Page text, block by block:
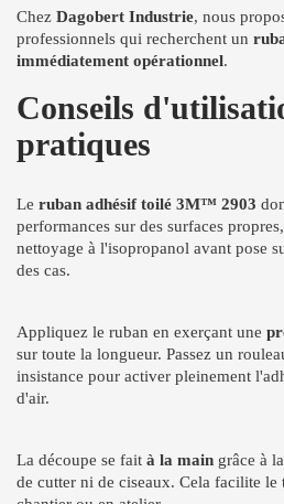
Chez Dagobert Industrie, nous
professionnels qui recherchent un
immédiatement opérationnel.
Conseils
pratiques
Le ruban adhésif toilé 3M™ 2903
performances sur des surfaces
nettoyage à l'isopropanol avant pose
des cas.
Appliquez le ruban en exerçant une
sur toute la longueur. Passez un
insistance pour activer pleinement
d'air.
La découpe se fait à la main grâce à
de cutter ni de ciseaux. Cela facilite